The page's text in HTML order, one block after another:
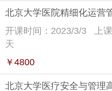
北京大学医院精细化运营
开课时间：2023/3/3
上
天
￥4800
北京大学医疗安全与管理